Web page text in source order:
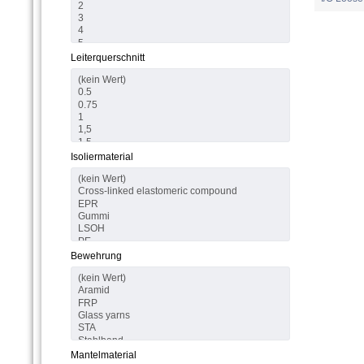
Leiterquerschnitt
Isoliermaterial
Bewehrung
Mantelmaterial